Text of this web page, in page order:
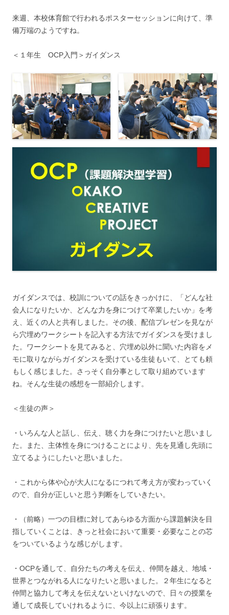
来週、本校体育館で行われるポスターセッションに向けて、準
備万端のようですね。
＜１年生 OCP入門＞ガイダンス
ガイダンスでは、校訓についての話をきっかけに、「どんな社
会人になりたいか、どんな力を身につけて卒業したいか」を考
え、近くの人と共有しました。その後、配信プレゼンを見なが
ら穴埋めワークシートを記入する方法でガイダンスを受けまし
た。ワークシートを見てみると、穴埋め以外に聞いた内容をメ
モに取りながらガイダンスを受けている生徒もいて、とても頼
もしく感じました。さっそく自分事として取り組めています
ね。そんな生徒の感想を一部紹介します。
＜生徒の声＞
・いろんな人と話し、伝え、聴く力を身につけたいと思いまし
た。また、主体性を身につけることにより、先を見通し先頭に
立てるようにしたいと思いました。
・これから体や心が大人になるにつれて考え方が変わっていく
ので、自分が正しいと思う判断をしていきたい。
・（前略）一つの目標に対してあらゆる方面から課題解決を目
指していくことは、きっと社会において重要・必要なことの芯
をついているような感じがします。
・OCPを通して、自分たちの考えを伝え、仲間を越え、地域・
世界とつながれる人になりたいと思いました。２年生になると
仲間と協力して考えを伝えないといけないので、日々の授業を
通して成長していけれるように、今以上に頑張ります。